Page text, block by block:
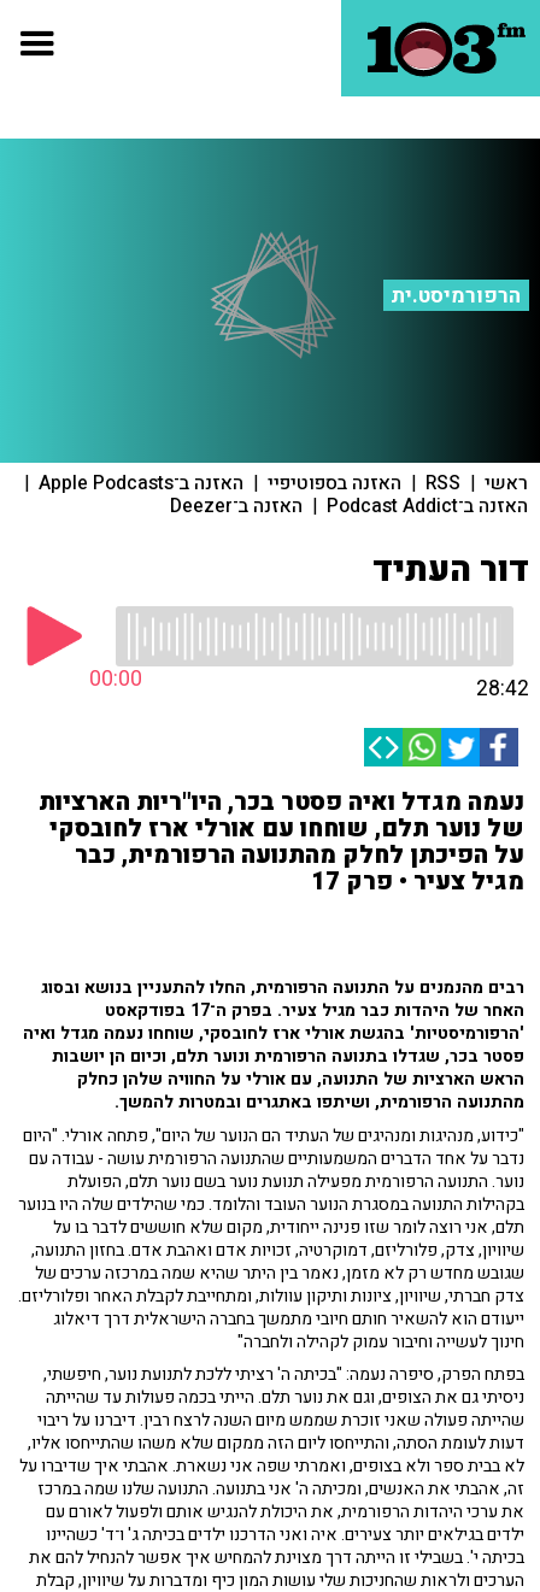
הרפורמיסט.ית
ראשי |
RSS
| האזנה בספוטיפיי | האזנה ב־Apple Podcasts |
האזנה ב־Podcast Addict | האזנה ב־Deezer
דור העתיד
00:00 28:42
נעמה מגדל ואיה פסטר בכר, היו"ריות הארציות
של נוער תלם, שוחחו עם אורלי ארז לחובסקי
על הפיכתן לחלק מהתנועה הרפורמית, כבר
מגיל צעיר • פרק 17
רבים מהנמנים על התנועה הרפורמית, החלו להתעניין בנושא ובסוג
האחר של היהדות כבר מגיל צעיר. בפרק ה־17 בפודקאסט
'הרפורמיסטיות' בהגשת אורלי ארז לחובסקי, שוחחו נעמה מגדל ואיה
פסטר בכר, שגדלו בתנועה הרפורמית ונוער תלם, וכיום הן יושבות
הראש הארציות של התנועה, עם אורלי על החוויה שלהן כחלק
מהתנועה הרפורמית, ושיתפו באתגרים ובמטרות להמשך.
"כידוע, מנהיגות ומנהיגים של העתיד הם הנוער של היום", פתחה אורלי. "היום
נדבר על אחד הדברים המשמעותיים שהתנועה הרפורמית עושה - עבודה עם
נוער. התנועה הרפורמית מפעילה תנועת נוער בשם נוער תלם, הפועלת
בקהילות התנועה במסגרת הנוער העובד והלומד. כמי שהילדים שלה היו בנוער
תלם, אני רוצה לומר שזו פנינה ייחודית, מקום שלא חוששים לדבר בו על
שיוויון, צדק, פלורליזם, דמוקרטיה, זכויות אדם ואהבת אדם. בחזון התנועה,
שגובש מחדש רק לא מזמן, נאמר בין היתר שהיא שמה במרכזה ערכים של
צדק חברתי, שיוויון, ציונות ותיקון עוולות, ומתחייבת לקבלת האחר ופלורליזם.
ייעודם הוא להשאיר חותם חיובי מתמשך בחברה הישראלית דרך דיאלוג
חינוך לעשייה וחיבור עמוק לקהילה ולחברה"
בפתח הפרק, סיפרה נעמה: "בכיתה ה' רציתי ללכת לתנועת נוער, חיפשתי,
ניסיתי גם את הצופים, וגם את נוער תלם. הייתי בכמה פעולות עד שהייתה
שהייתה פעולה שאני זוכרת שממש מיום השנה לרצח רבין. דיברנו על ריבוי
דעות לעומת הסתה, והתייחסו ליום הזה ממקום שלא משהו שהתייחסו אליו,
לא בבית ספר ולא בצופים, ואמרתי שפה אני נשארת. אהבתי איך שדיברו על
זה, אהבתי את האנשים, ומכיתה ה' אני בתנועה. התנועה שלנו שמה במרכז
את ערכי היהדות הרפורמית, את היכולת להנגיש אותם ולפעול לאורם עם
ילדים בגילאים יותר צעירים. איה ואני הדרכנו ילדים בכיתה ג' ו־ד' כשהיינו
בכיתה י'. בשבילי זו הייתה דרך מצוינת להמחיש איך אפשר להנחיל להם את
הערכים ולראות שהחניכות שלי עושות המון כיף ומדברות על שיוויון, קבלת